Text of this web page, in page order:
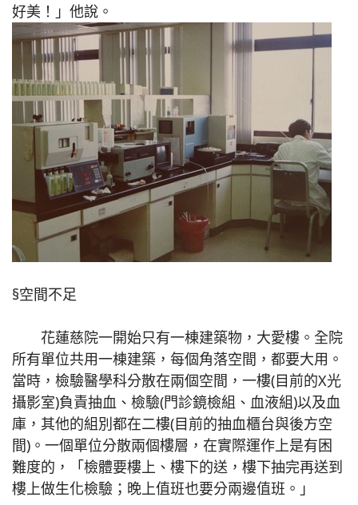
好美！」他說。
§空間不足
花蓮慈院一開始只有一棟建築物，大愛樓。全院
所有單位共用一棟建築，每個角落空間，都要大用。
當時，檢驗醫學科分散在兩個空間，一樓(目前的X光
攝影室)負責抽血、檢驗(門診鏡檢組、血液組)以及血
庫，其他的組別都在二樓(目前的抽血櫃台與後方空
間)。一個單位分散兩個樓層，在實際運作上是有困
難度的，「檢體要樓上、樓下的送，樓下抽完再送到
樓上做生化檢驗；晚上值班也要分兩邊值班。」